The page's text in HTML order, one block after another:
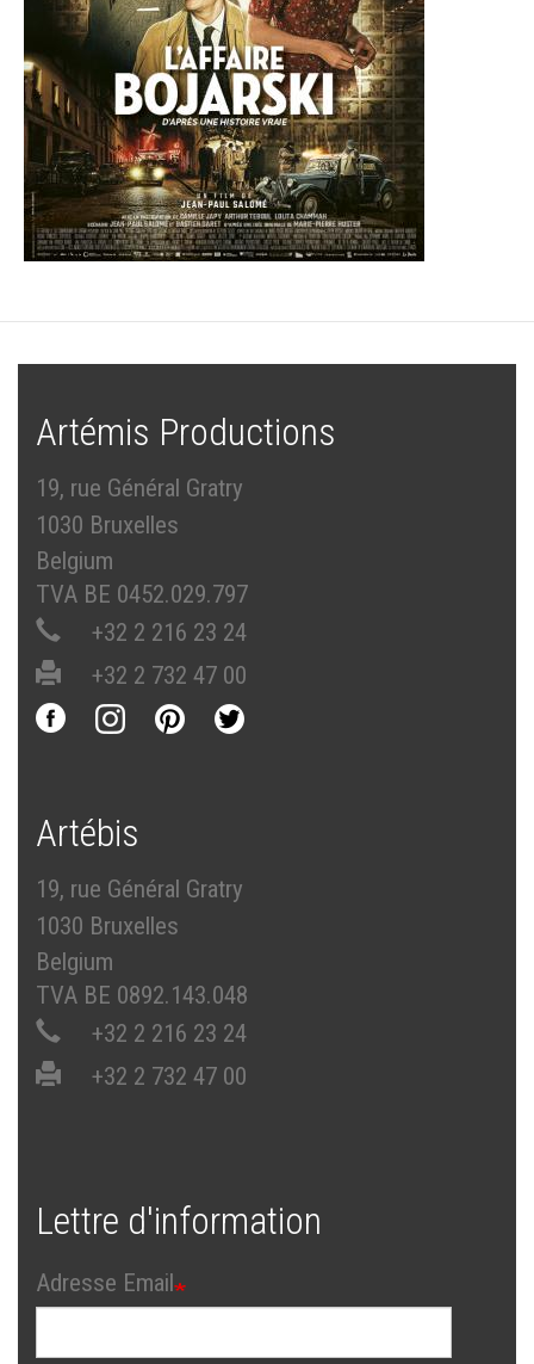
Artémis Productions
19, rue Général Gratry
1030 Bruxelles
Belgium
TVA BE 0452.029.797
+32 2 216 23 24
+32 2 732 47 00
Artébis
19, rue Général Gratry
1030 Bruxelles
Belgium
TVA BE 0892.143.048
+32 2 216 23 24
+32 2 732 47 00
Lettre d'information
Adresse Email